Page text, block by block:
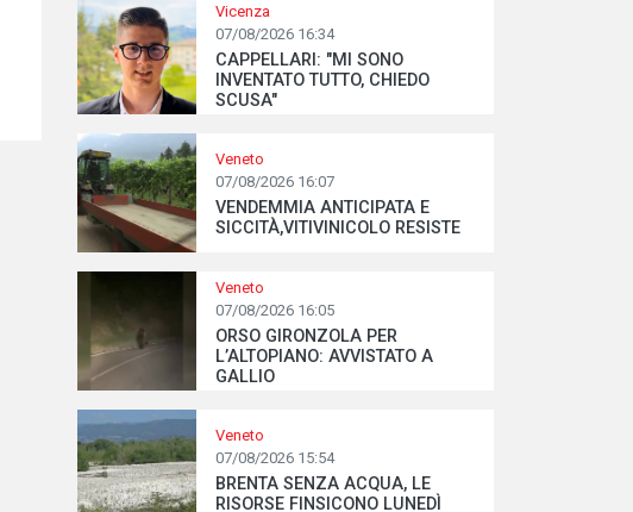
Vicenza
07/08/2026 16:34
CAPPELLARI: "MI SONO
INVENTATO TUTTO, CHIEDO
SCUSA"
Veneto
07/08/2026 16:07
VENDEMMIA ANTICIPATA E
SICCITÀ,VITIVINICOLO RESISTE
Veneto
07/08/2026 16:05
ORSO GIRONZOLA PER
L’ALTOPIANO: AVVISTATO A
GALLIO
Veneto
07/08/2026 15:54
BRENTA SENZA ACQUA, LE
RISORSE FINSICONO LUNEDÌ